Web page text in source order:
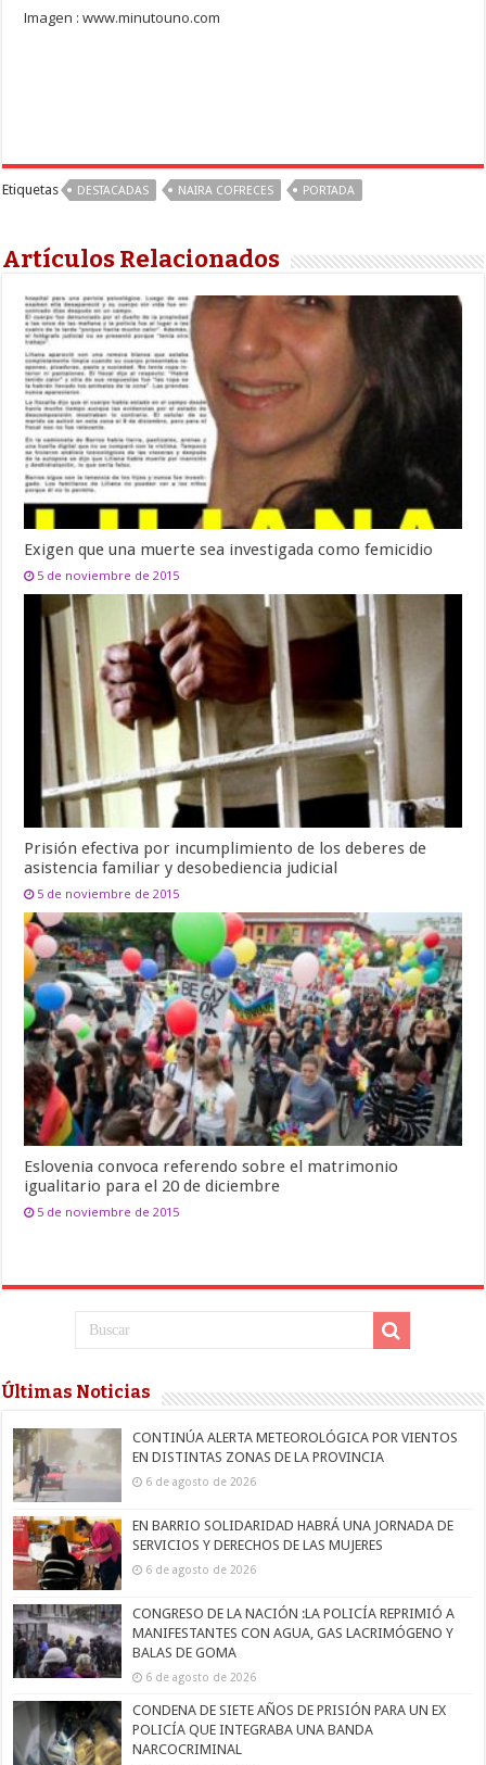
Imagen : www.minutouno.com
Etiquetas DESTACADAS NAIRA COFRECES PORTADA
Artículos Relacionados
Exigen que una muerte sea investigada como femicidio
5 de noviembre de 2015
Prisión efectiva por incumplimiento de los deberes de
asistencia familiar y desobediencia judicial
5 de noviembre de 2015
Eslovenia convoca referendo sobre el matrimonio
igualitario para el 20 de diciembre
5 de noviembre de 2015
Últimas Noticias
CONTINÚA ALERTA METEOROLÓGICA POR VIENTOS
EN DISTINTAS ZONAS DE LA PROVINCIA
6 de agosto de 2026
EN BARRIO SOLIDARIDAD HABRÁ UNA JORNADA DE
SERVICIOS Y DERECHOS DE LAS MUJERES
6 de agosto de 2026
CONGRESO DE LA NACIÓN :LA POLICÍA REPRIMIÓ A
MANIFESTANTES CON AGUA, GAS LACRIMÓGENO Y
BALAS DE GOMA
6 de agosto de 2026
CONDENA DE SIETE AÑOS DE PRISIÓN PARA UN EX
POLICÍA QUE INTEGRABA UNA BANDA
NARCOCRIMINAL